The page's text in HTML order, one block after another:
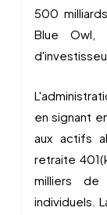
500
Blue Owl,
en signant
aux actifs
retraite
milliers de
individuels.